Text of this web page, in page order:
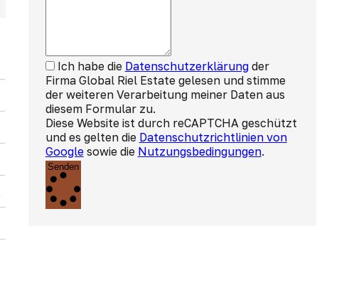
Ich habe die Datenschutzerklärungder
Firma Global Riel Estate gelesen und stimme
der weiteren Verarbeitung meiner Daten aus
diesem Formular zu.
Diese Website ist durch reCAPTCHA geschützt
und es gelten die Datenschutzrichtlinien von
Googlesowie die Nutzungsbedingungen.
Senden